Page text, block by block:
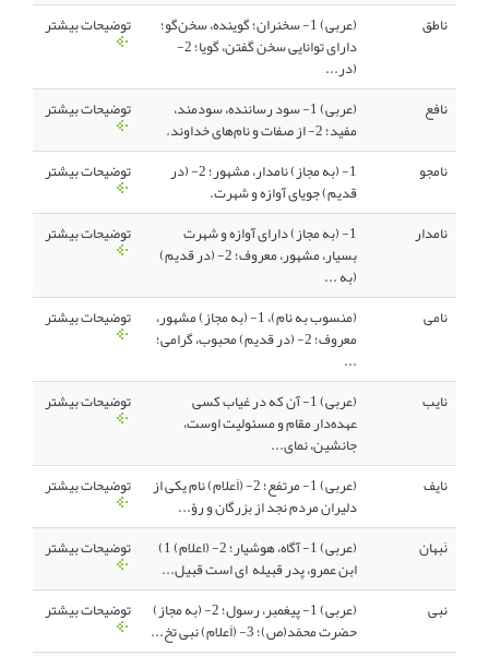
ناطق (عربی) 1- سخنران؛ گوینده، سخن‌گو؛
دارای توانایی سخن گفتن، گویا؛ 2-
(در...
توضیحات بیشتر
نافع (عربی) 1- سود رساننده، سودمند،
مفید؛ 2- از صفات و نام‌های خداوند.
توضیحات بیشتر
نامجو 1- (به مجاز) نامدار، مشهور؛ 2- (در
قدیم) جویای آوازه و شهرت.
توضیحات بیشتر
نامدار 1- (به مجاز) دارای آوازه و شهرت
بسیار، مشهور، معروف؛ 2- (در قدیم)
(به ...
توضیحات بیشتر
نامی (منسوب به نام)، 1- (به مجاز) مشهور،
معروف؛ 2- (در قدیم) محبوب، گرامی؛
...
توضیحات بیشتر
نایب (عربی) 1- آن که در غیاب کسی
عهده‌دار مقام و مسئولیت اوست،
جانشین، نمای...
توضیحات بیشتر
نایف (عربی) 1- مرتفع؛ 2- (اَعلام) نام یکی از
دلیران مردم نجد از بزرگان و رؤ...
توضیحات بیشتر
نَبهان (عربی) 1- آگاه، هوشیار؛ 2- (اعلام) 1)
ابن عمرو، پدر قبیله ای است قبیل...
توضیحات بیشتر
نبی (عربی) 1- پیغمبر، رسول؛ 2- (به مجاز)
حضرت محمّد(ص)؛ 3- (اَعلام) نبی تخ...
توضیحات بیشتر